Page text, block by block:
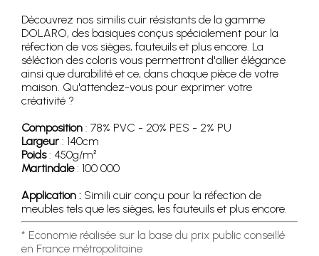
Découvrez nos similis cuir résistants de la gamme
DOLARO, des basiques conçus spécialement pour la
réfection de vos sièges, fauteuils et plus encore. La
séléction des coloris vous permettront d'allier élégance
ainsi que durabilité et ce, dans chaque pièce de votre
maison. Qu'attendez-vous pour exprimer votre
créativité ?
Composition : 78% PVC - 20% PES - 2% PU
Largeur: 140cm
Poids: 450g/m²
Martindale: 100 000
Application : Simili cuir conçu pour la réfection de
meubles tels que les sièges, les fauteuils et plus encore.
* Economie réalisée sur la base du prix public conseillé
en France métropolitaine